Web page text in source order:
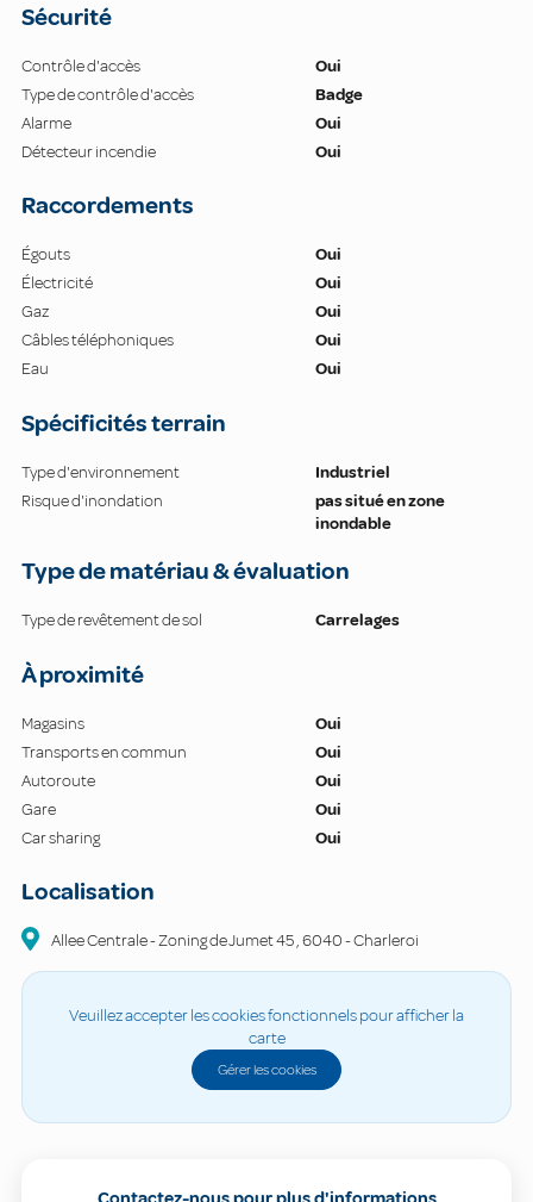
Sécurité
Contrôle d'accès
Oui
Type de contrôle d'accès
Badge
Alarme
Oui
Détecteur incendie
Oui
Raccordements
Égouts
Oui
Électricité
Oui
Gaz
Oui
Câbles téléphoniques
Oui
Eau
Oui
Spécificités terrain
Type d'environnement
Industriel
Risque d'inondation
pas situé en zone
inondable
Type de matériau & évaluation
Type de revêtement de sol Carrelages
À proximité
Magasins
Oui
Transports en commun
Oui
Autoroute
Oui
Gare
Oui
Car sharing
Oui
Localisation
Allee Centrale - Zoning de Jumet45,6040-Charleroi
Veuillez accepter les cookies fonctionnels pour afficher la
carte
Gérer les cookies